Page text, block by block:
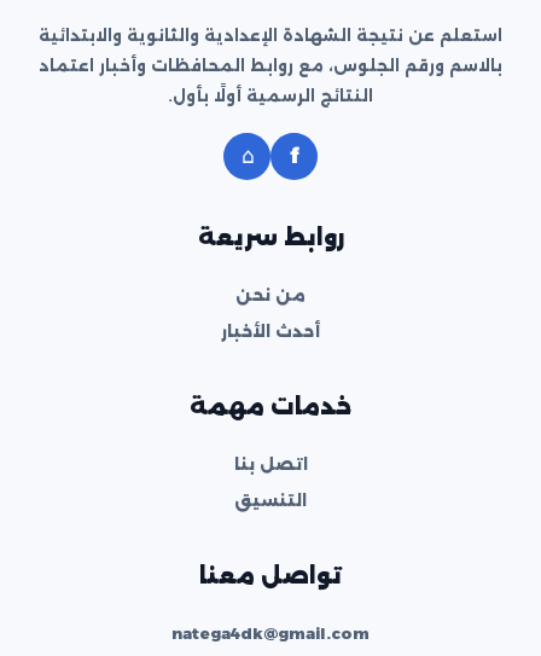
استعلم عن نتيجة الشهادة الإعدادية والثانوية والابتدائية
بالاسم ورقم الجلوس، مع روابط المحافظات وأخبار اعتماد
النتائج الرسمية أولًا بأول.
f
⌂
روابط سريعة
من نحن
أحدث الأخبار
خدمات مهمة
اتصل بنا
التنسيق
تواصل معنا
natega4dk@gmail.com